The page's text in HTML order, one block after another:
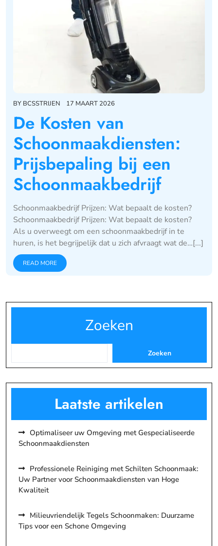
BY BCSSTRIJEN 17 MAART 2026
De Kosten van
Schoonmaakdiensten:
Prijsbepaling bij een
Schoonmaakbedrijf
Schoonmaakbedrijf Prijzen: Wat bepaalt de kosten?
Schoonmaakbedrijf Prijzen: Wat bepaalt de kosten?
Als u overweegt om een schoonmaakbedrijf in te
huren, is het begrijpelijk dat u zich afvraagt wat de…[...]
READ MORE
Zoeken
Zoeken
Laatste artikelen
Optimaliseer uw Omgeving met Gespecialiseerde
Schoonmaakdiensten
Professionele Reiniging met Schilten Schoonmaak:
Uw Partner voor Schoonmaakdiensten van Hoge
Kwaliteit
Milieuvriendelijk Tegels Schoonmaken: Duurzame
Tips voor een Schone Omgeving